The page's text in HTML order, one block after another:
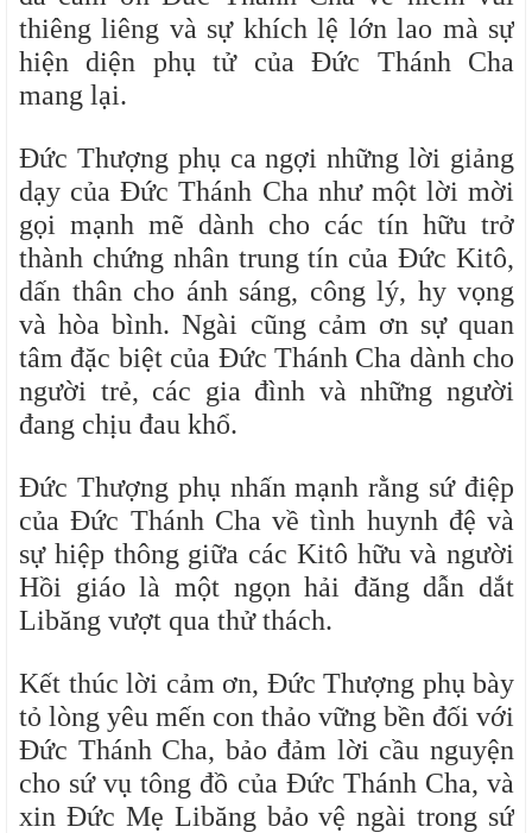
thiêng liêng và sự khích lệ lớn lao mà sự
hiện diện phụ tử của Đức Thánh Cha
mang lại.
Đức Thượng phụ ca ngợi những lời giảng
dạy của Đức Thánh Cha như một lời mời
gọi mạnh mẽ dành cho các tín hữu trở
thành chứng nhân trung tín của Đức Kitô,
dấn thân cho ánh sáng, công lý, hy vọng
và hòa bình. Ngài cũng cảm ơn sự quan
tâm đặc biệt của Đức Thánh Cha dành cho
người trẻ, các gia đình và những người
đang chịu đau khổ.
Đức Thượng phụ nhấn mạnh rằng sứ điệp
của Đức Thánh Cha về tình huynh đệ và
sự hiệp thông giữa các Kitô hữu và người
Hồi giáo là một ngọn hải đăng dẫn dắt
Libăng vượt qua thử thách.
Kết thúc lời cảm ơn, Đức Thượng phụ bày
tỏ lòng yêu mến con thảo vững bền đối với
Đức Thánh Cha, bảo đảm lời cầu nguyện
cho sứ vụ tông đồ của Đức Thánh Cha, và
xin Đức Mẹ Libăng bảo vệ ngài trong sứ